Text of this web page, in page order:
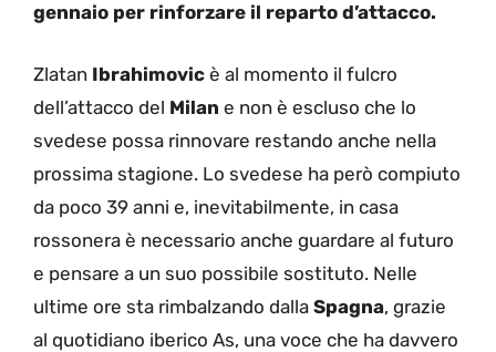
gennaio per rinforzare il reparto d’attacco.
Zlatan Ibrahimovic è al momento il fulcro
dell’attacco del Milan e non è escluso che lo
svedese possa rinnovare restando anche nella
prossima stagione. Lo svedese ha però compiuto
da poco 39 anni e, inevitabilmente, in casa
rossonera è necessario anche guardare al futuro
e pensare a un suo possibile sostituto. Nelle
ultime ore sta rimbalzando dalla Spagna, grazie
al quotidiano iberico As, una voce che ha davvero